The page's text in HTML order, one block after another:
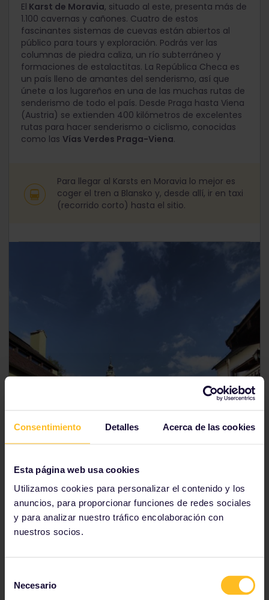
Consentimiento Detalles Acerca de las cookies
Esta página web usa cookies
Utilizamos cookies para personalizar el contenido y los
anuncios, para proporcionar funciones de redes sociales
y para analizar nuestro tráfico encolaboración con
nuestros socios.
Necesario
El Karst de Moravia, situado al este, presenta más de
1.100 cavernas y cañones. Cuatro de estos
fascinantes sistemas de cuevas están abiertos al
público para tours y exploración. Podrás ver las
columnas de piedra caliza, un río subterráneo y
formaciones de estalactitas. La República Checa es
un país lleno de amantes del senderismo, así que
únete a los lugareños en una de las muchas rutas de
senderismo de todo el país. Desde Praga hasta Viena
(Austria) se extienden 400 kilómetros de excelentes
rutas para hacer senderismo o ciclismo, conocidas
como las Vías Verdes Praga-Viena.
Para llegar al Karsts en Moravia lo mejor es
coger el tren a Blansko y, desde allí, ir en taxi
(recorrido corto) hasta el sitio.